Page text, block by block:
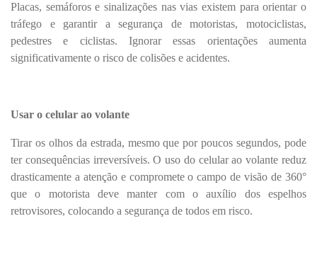
Placas, semáforos e sinalizações nas vias existem para orientar o
tráfego e garantir a segurança de motoristas, motociclistas,
pedestres e ciclistas. Ignorar essas orientações aumenta
significativamente o risco de colisões e acidentes.
Usar o celular ao volante
Tirar os olhos da estrada, mesmo que por poucos segundos, pode
ter consequências irreversíveis. O uso do celular ao volante reduz
drasticamente a atenção e compromete o campo de visão de 360°
que o motorista deve manter com o auxílio dos espelhos
retrovisores, colocando a segurança de todos em risco.